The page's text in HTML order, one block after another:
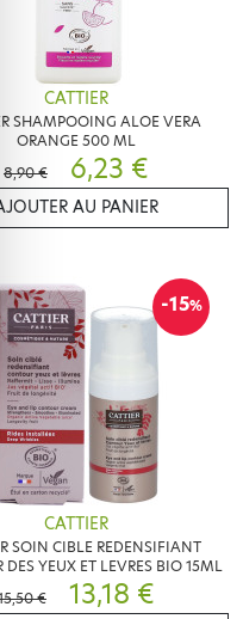
CATTIER
SHAMPOOING ALOE VERA
ORANGE 500 ML
8,90 €
6,23 €
AU PANIER
-15%
CATTIER
SOIN CIBLE REDENSIFIANT
DES YEUX ET LEVRES BIO 15ML
€
13,18 €